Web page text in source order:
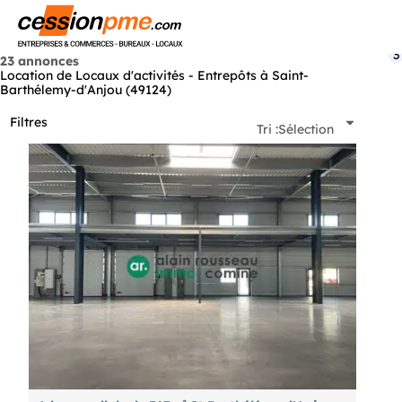
23 annonces
Location de Locaux d'activités - Entrepôts à Saint-
Barthélemy-d'Anjou (49124)
Filtres
3
Tri :Sélection